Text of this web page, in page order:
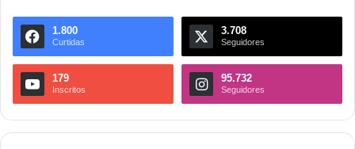
1.800
Curtidas
3.708
Seguidores
179
Inscritos
95.732
Seguidores